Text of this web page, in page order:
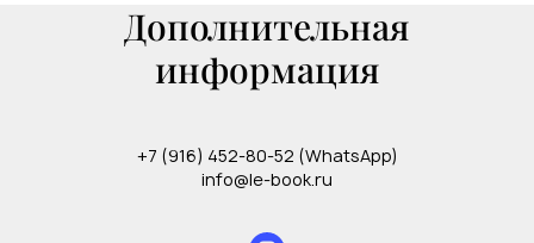
Дополнительная
информация
+7 (916) 452-80-52 (WhatsApp)
info@le-book.ru